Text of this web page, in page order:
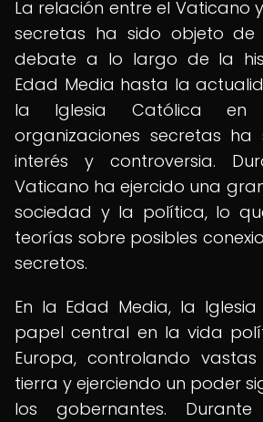
La relación entre el Vaticano
secretas ha sido objeto de
debate a lo largo de la
Edad Media hasta la
la Iglesia Católica en
organizaciones secretas
interés y controversia.
Vaticano ha ejercido una
sociedad y la política, lo
teorías sobre posibles
secretos.
En la Edad Media, la
papel central en la vida
Europa, controlando vastas
tierra y ejerciendo un poder
los gobernantes.